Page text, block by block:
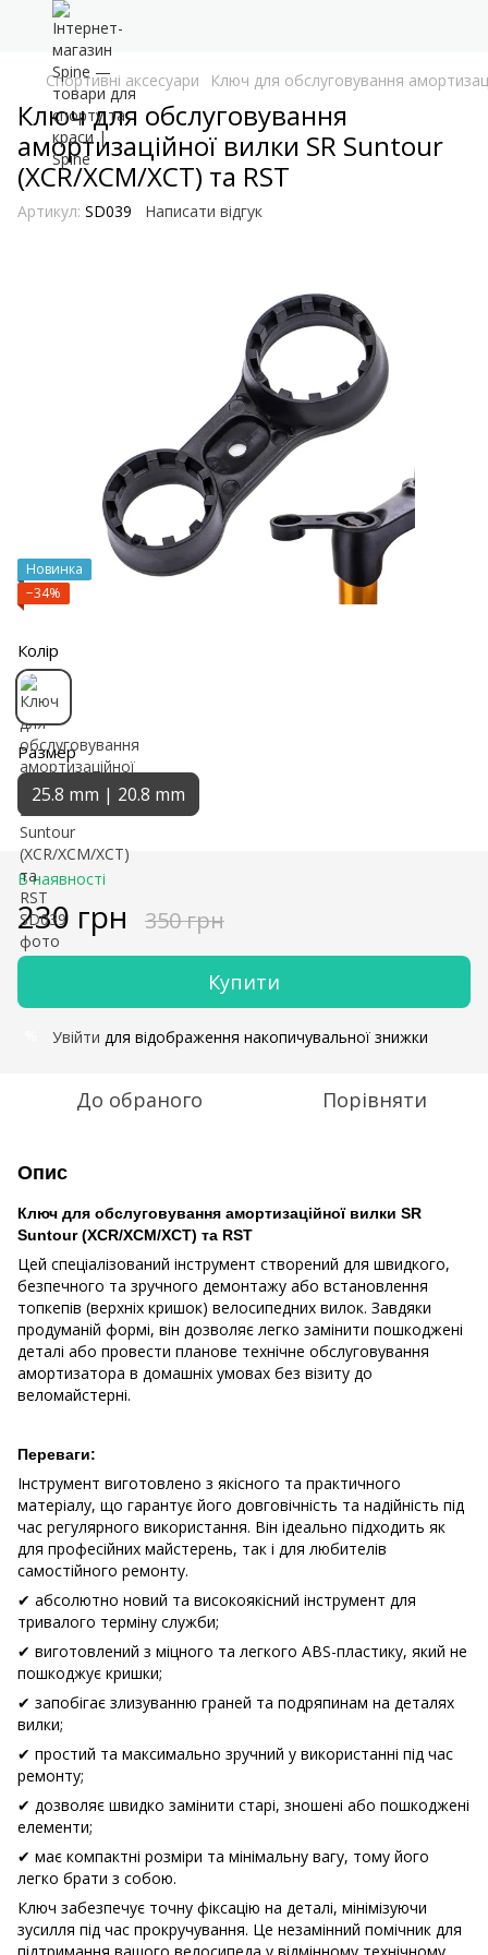
Спортивні аксесуари Ключ для обслуговування
Ключ для обслуговування
амортизаційної вилки SR Suntour
(XCR/XCM/XCT) та RST
Артикул: SD039 Написати відгук
Новинка
−34%
Колір
Размер
25.8 mm | 20.8 mm
В наявності
230 грн 350 грн
Купити
Увійти для відображення накопичувальної знижки
До обраного Порівняти
Опис
Ключ для обслуговування амортизаційної вилки SR
Suntour (XCR/XCM/XCT) та RST
Цей спеціалізований інструмент створений для швидкого,
безпечного та зручного демонтажу або встановлення
топкепів (верхніх кришок) велосипедних вилок. Завдяки
продуманій формі, він дозволяє легко замінити пошкоджені
деталі або провести планове технічне обслуговування
амортизатора в домашніх умовах без візиту до
веломайстерні.
Переваги:
Інструмент виготовлено з якісного та практичного
матеріалу, що гарантує його довговічність та надійність під
час регулярного використання. Він ідеально підходить як
для професійних майстерень, так і для любителів
самостійного ремонту.
✔ абсолютно новий та високоякісний інструмент для
тривалого терміну служби;
✔ виготовлений з міцного та легкого ABS-пластику, який не
пошкоджує кришки;
✔ запобігає злизуванню граней та подряпинам на деталях
вилки;
✔ простий та максимально зручний у використанні під час
ремонту;
✔ дозволяє швидко замінити старі, зношені або пошкоджені
елементи;
✔ має компактні розміри та мінімальну вагу, тому його
легко брати з собою.
Ключ забезпечує точну фіксацію на деталі, мінімізуючи
зусилля під час прокручування. Це незамінний помічник для
підтримання вашого велосипеда у відмінному технічному